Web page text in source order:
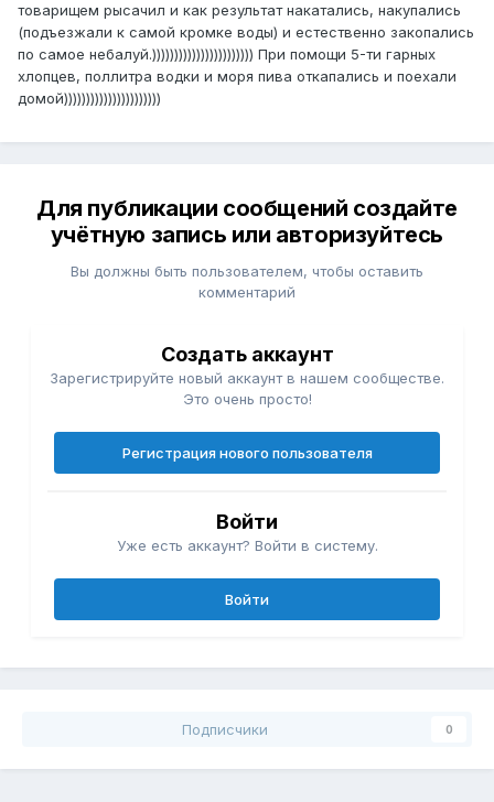
товарищем рысачил и как результат накатались, накупались
(подъезжали к самой кромке воды) и естественно закопались
по самое небалуй.))))))))))))))))))))))) При помощи 5-ти гарных
хлопцев, поллитра водки и моря пива откапались и поехали
домой))))))))))))))))))))))
Для публикации сообщений создайте
учётную запись или авторизуйтесь
Вы должны быть пользователем, чтобы оставить
комментарий
Создать аккаунт
Зарегистрируйте новый аккаунт в нашем сообществе.
Это очень просто!
Регистрация нового пользователя
Войти
Уже есть аккаунт? Войти в систему.
Войти
Подписчики 0